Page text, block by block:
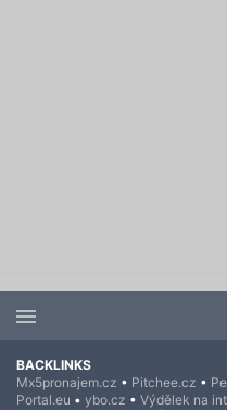
BACKLINKS
Mx5pronajem.cz • Pitchee.cz •
Portal.eu • ybo.cz • Výdělek na